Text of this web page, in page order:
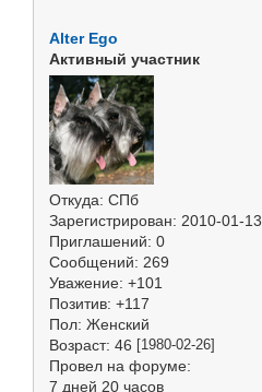
Alter Ego
Активный участник
Откуда: СПб
Зарегистрирован: 2010-01-13
Приглашений: 0
Сообщений: 269
Уважение: +101
Позитив: +117
Пол: Женский
Возраст: 46 [1980-02-26]
Провел на форуме:
7 дней 20 часов